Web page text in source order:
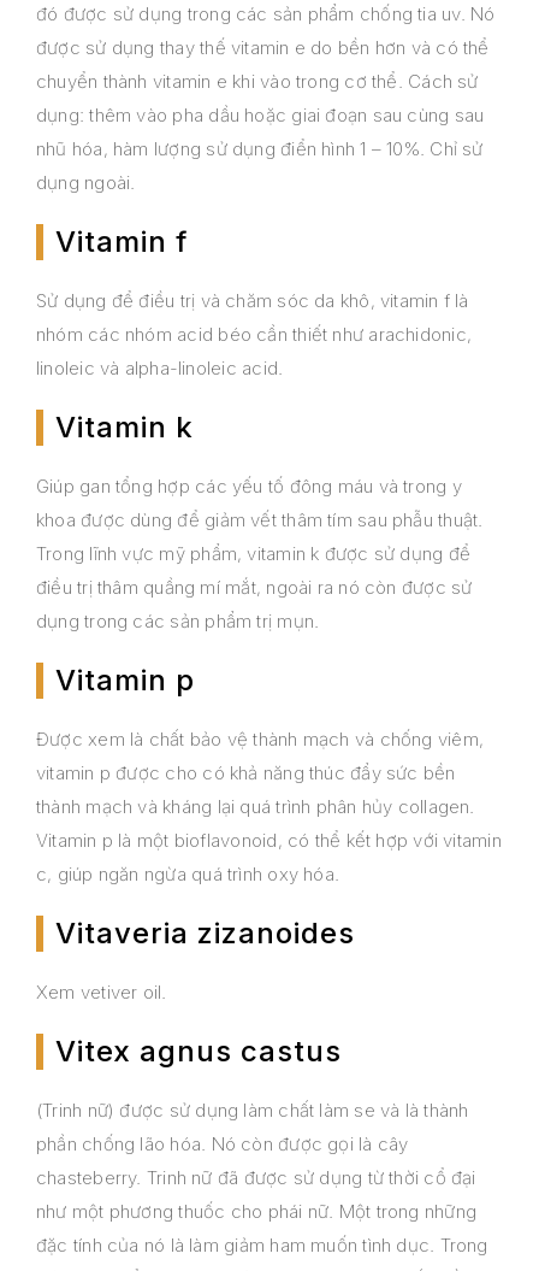
đó được sử dụng trong các sản phẩm chống tia uv. Nó
được sử dụng thay thế vitamin e do bền hơn và có thể
chuyển thành vitamin e khi vào trong cơ thể. Cách sử
dụng: thêm vào pha dầu hoặc giai đoạn sau cùng sau
nhũ hóa, hàm lượng sử dụng điển hình 1 – 10%. Chỉ sử
dụng ngoài.
Vitamin f
Sử dụng để điều trị và chăm sóc da khô, vitamin f là
nhóm các nhóm acid béo cần thiết như arachidonic,
linoleic và alpha-linoleic acid.
Vitamin k
Giúp gan tổng hợp các yếu tố đông máu và trong y
khoa được dùng để giảm vết thâm tím sau phẫu thuật.
Trong lĩnh vực mỹ phẩm, vitamin k được sử dụng để
điều trị thâm quầng mí mắt, ngoài ra nó còn được sử
dụng trong các sản phẩm trị mụn.
Vitamin p
Được xem là chất bảo vệ thành mạch và chống viêm,
vitamin p được cho có khả năng thúc đẩy sức bền
thành mạch và kháng lại quá trình phân hủy collagen.
Vitamin p là một bioflavonoid, có thể kết hợp với vitamin
c, giúp ngăn ngừa quá trình oxy hóa.
Vitaveria zizanoides
Xem vetiver oil.
Vitex agnus castus
(Trinh nữ) được sử dụng làm chất làm se và là thành
phần chống lão hóa. Nó còn được gọi là cây
chasteberry. Trinh nữ đã được sử dụng từ thời cổ đại
như một phương thuốc cho phái nữ. Một trong những
đặc tính của nó là làm giảm ham muốn tình dục. Trong